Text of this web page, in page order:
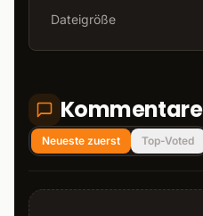
Dateigröße
Kommentare
Neueste zuerst Top-Voted